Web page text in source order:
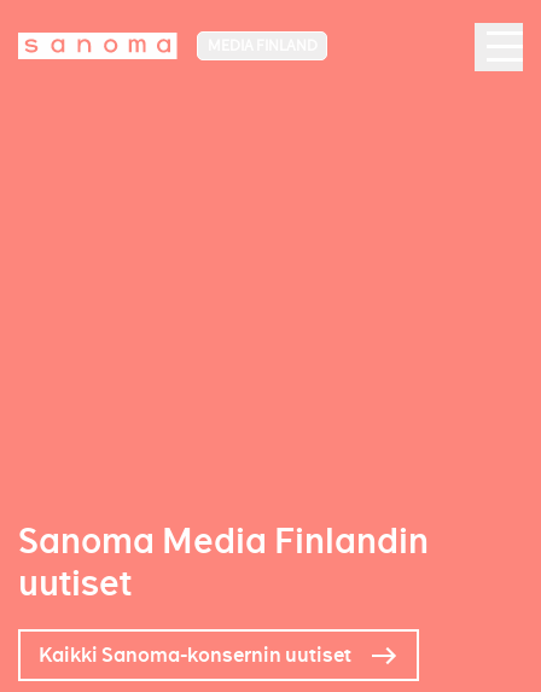
Sanoma Media Finlandin
uutiset
Kaikki Sanoma-konsernin uutiset